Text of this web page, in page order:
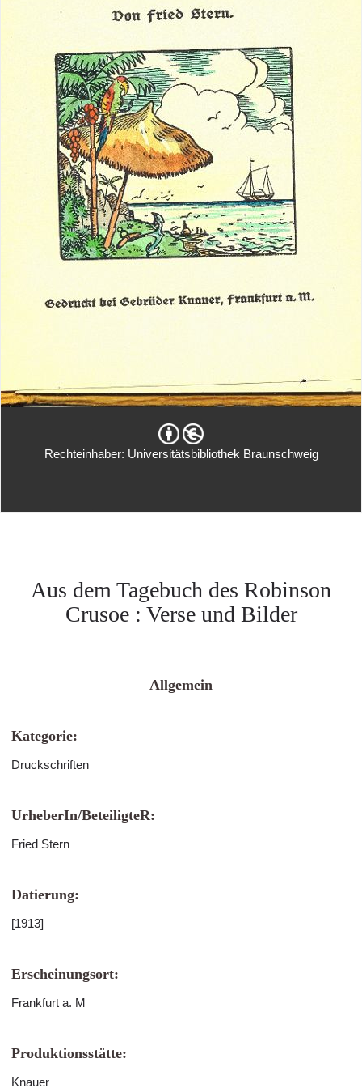
Rechteinhaber: Universitätsbibliothek Braunschweig
Aus dem Tagebuch des Robinson
Crusoe : Verse und Bilder
Allgemein
Kategorie:
Druckschriften
UrheberIn/BeteiligteR:
Fried Stern
Datierung:
[1913]
Erscheinungsort:
Frankfurt a. M
Produktionsstätte:
Knauer